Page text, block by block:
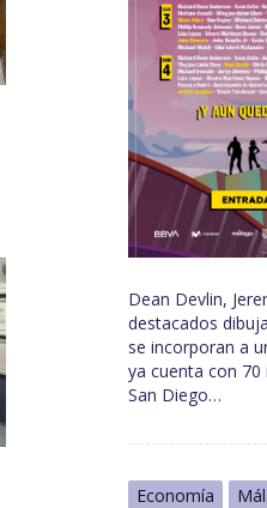
Dean Devlin,
destacados
se incorporan a
ya cuenta con
San Diego…
Economía